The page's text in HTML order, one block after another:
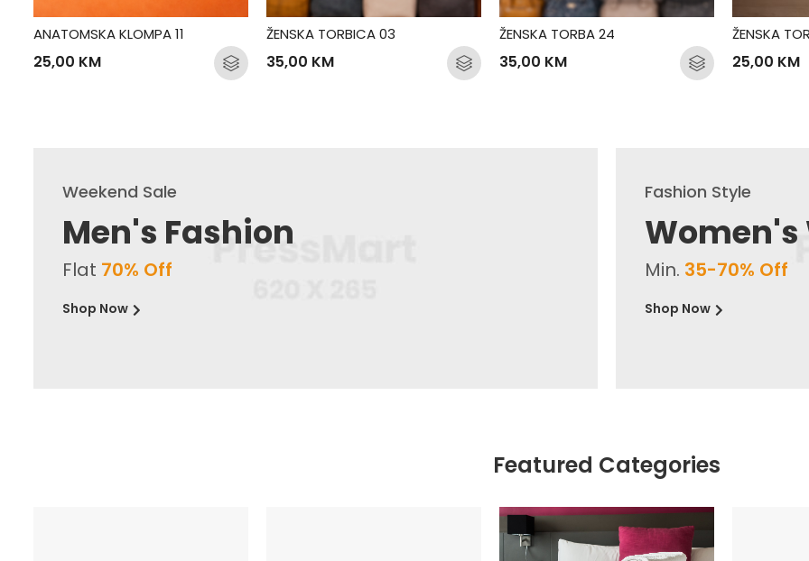
ANATOMSKA KLOMPA 11
25,00 KM
ŽENSKA TORBICA 03
35,00 KM
ŽENSKA TORBA 24
35,00 KM
ŽENSKA
25,00 KM
Weekend Sale
Men's Fashion
Flat 70% Off
Shop Now
Fashion Style
Women's
Min. 35-70% Off
Shop Now
Featured Categories